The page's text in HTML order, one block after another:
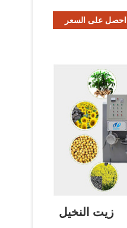
احصل على السعر
زيت النخيل